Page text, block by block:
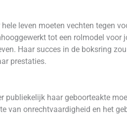
leven moeten vechten tegen
tot een rolmodel
Haar succes in de boksring
prestaties.
publiekelijk haar geboorteakte
van onrechtvaardigheid en het